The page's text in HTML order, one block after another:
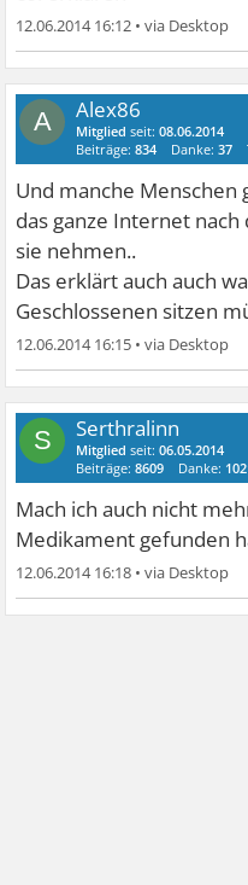
12.06.2014 16:12 •
A Alex86
Mitglied seit:08.06.2014
Beiträge:834 Danke:37
Und manche Menschen
das ganze Internet
sie nehmen..
Das erklärt auch auch
Geschlossenen sitzen
12.06.2014 16:15 •
S Serthralinn
Mitglied seit:06.05.2014
Beiträge:8609 Danke:
Mach ich auch nicht
Medikament gefunden
12.06.2014 16:18 •